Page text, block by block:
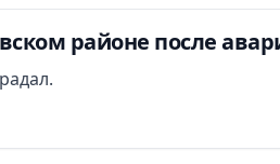
районе после